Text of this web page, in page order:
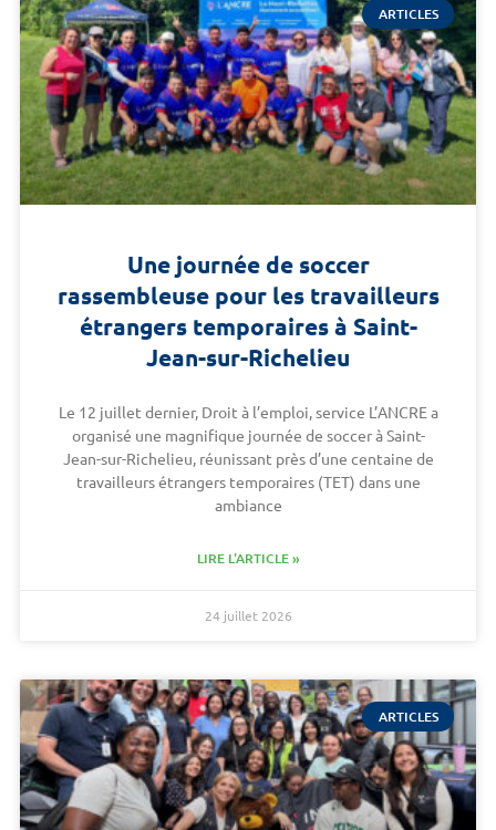
ARTICLES
Une journée de soccer
rassembleuse pour les travailleurs
étrangers temporaires à Saint-
Jean-sur-Richelieu
Le 12 juillet dernier, Droit à l’emploi, service L’ANCRE a
organisé une magnifique journée de soccer à Saint-
Jean-sur-Richelieu, réunissant près d’une centaine de
travailleurs étrangers temporaires (TET) dans une
ambiance
LIRE L'ARTICLE »
24 juillet 2026
ARTICLES